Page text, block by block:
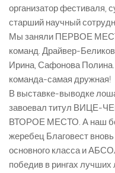
организатор фестиваля,
старший научный
Мы заняли ПЕРВОЕ
команд. Драйвер-
Ирина, Сафонова
команда-самая дружная!
В выставке-выводке
завоевал титул ВИЦЕ-
ВТОРОЕ МЕСТО. А наш
жеребец Благовест
основного класса и
победив в рингах